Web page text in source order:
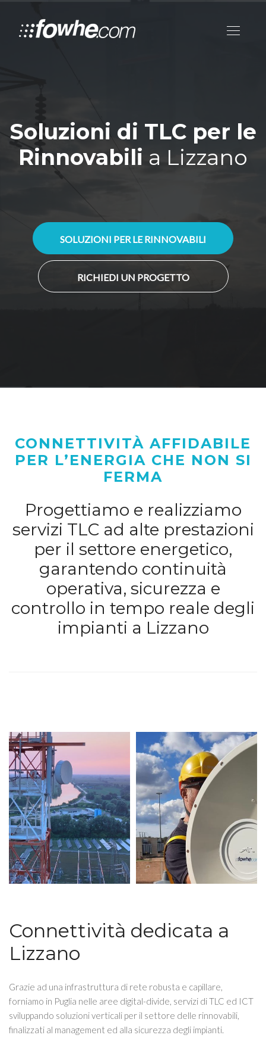
Soluzioni di TLC per le
Rinnovabili a Lizzano
SOLUZIONI PER LE RINNOVABILI
RICHIEDI UN PROGETTO
CONNETTIVITÀ AFFIDABILE
PER L’ENERGIA CHE NON SI
FERMA
Progettiamo e realizziamo
servizi TLC ad alte prestazioni
per il settore energetico,
garantendo continuità
operativa, sicurezza e
controllo in tempo reale degli
impianti a Lizzano
Connettività dedicata a
Lizzano
Grazie ad una infrastruttura di rete robusta e capillare,
forniamo in Puglia nelle aree digital-divide, servizi di TLC ed ICT
sviluppando soluzioni verticali per il settore delle rinnovabili,
finalizzati al management ed alla sicurezza degli impianti.